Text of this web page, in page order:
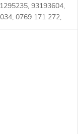
93193604,
0769 171 272,
034, 50 01 843 135,